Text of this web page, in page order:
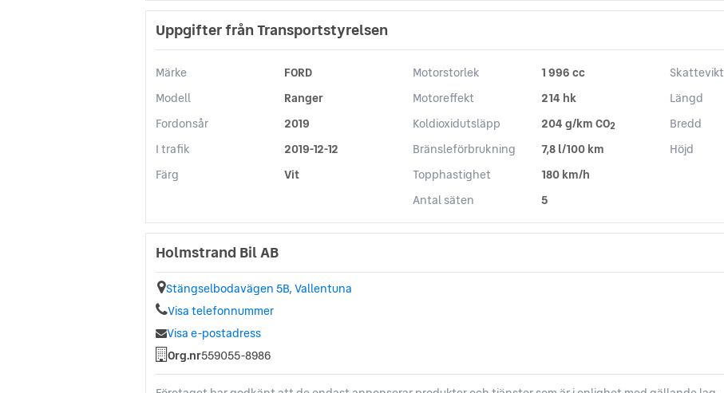
Uppgifter från Transportstyrelsen
Märke
FORD
Modell
Ranger
Fordonsår
2019
I trafik
2019-12-12
Färg
Vit
Motorstorlek
1 996 cc
Motoreffekt
214 hk
Koldioxidutsläpp
204 g/km CO2
Bränsleförbrukning
7,8 l/100 km
Topphastighet
180 km/h
Antal säten
5
Skattevikt
Längd
Bredd
Höjd
Holmstrand Bil AB
Stängselbodavägen 5B, Vallentuna
Visa telefonnummer
Visa e-postadress
Org.nr559055-8986